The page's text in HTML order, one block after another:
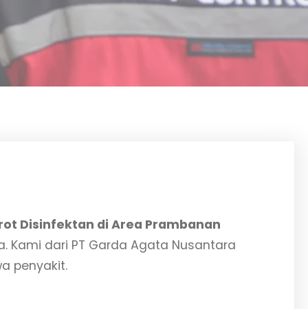
Disinfektan di Area Prambanan
Kami dari PT Garda Agata Nusantara
penyakit.